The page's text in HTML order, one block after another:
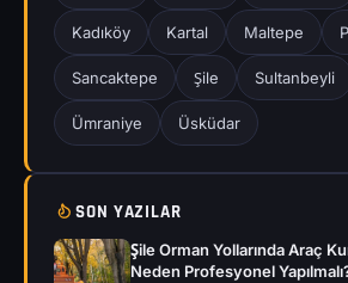
Kadıköy Kartal Maltepe
Sancaktepe Şile Sultanbeyli
Ümraniye Üsküdar
SON YAZILAR
Şile Orman Yollarında Araç
Neden Profesyonel